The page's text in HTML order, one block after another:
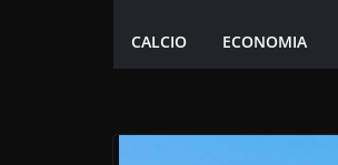
CALCIO ECONOMIA